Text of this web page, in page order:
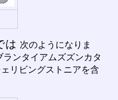
は 次のようになりま
ンタイアムズズンカタ
リビングストニアを含